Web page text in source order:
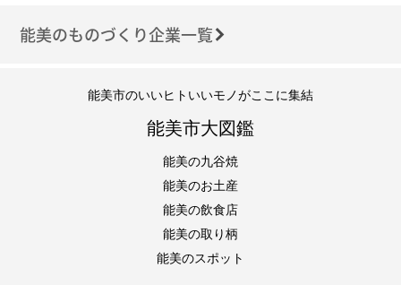
能美のものづくり企業一覧
能美市のいいヒトいいモノがここに集結
能美市大図鑑
能美の九谷焼
能美のお土産
能美の飲食店
能美の取り柄
能美のスポット